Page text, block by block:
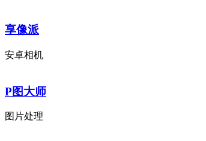
享像派
安卓相机
P图大师
图片处理